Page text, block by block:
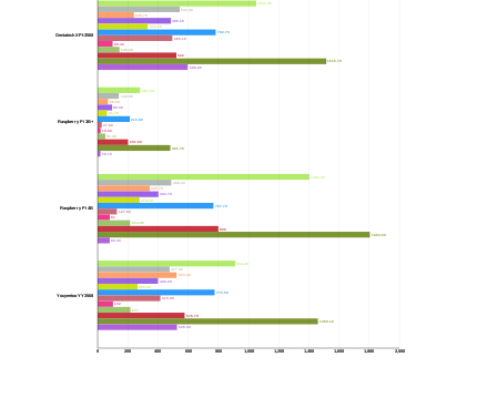
1051.20
281.80
1403.20
912.20
544.40
140.90
488.20
477.50
240.70
68.90
345.70
523.40
486.10
96.30
402.70
400.20
332.20
61.70
278.10
265.20
782.70
213.80
767.70
775.50
495.10
27.60
127.50
415.90
99.40
19.80
81
102
145.20
51.30
214.90
217
522
201.60
800
576.70
1515.70
481.70
1804.60
1460.10
596.90
18.70
80.30
526.30
0 200 400 600 800 1,000 1,200 1,400 1,600 1,800 2,000
Geniatech XPI-3568
Raspberry Pi 3B+
Raspberry Pi 4B
Youyeetoo YY3568